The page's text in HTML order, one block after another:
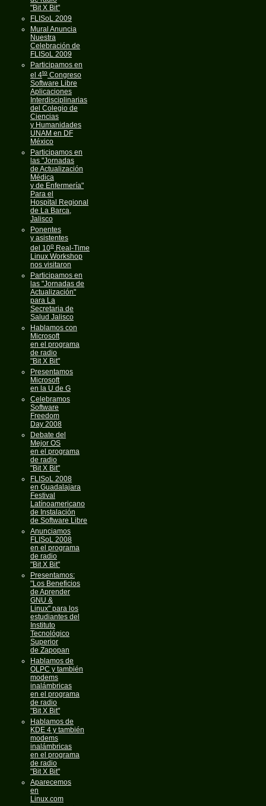
"Bit X Bit"
FLISoL 2009
Mural Anuncia
Nuestra
Celebración de
FLISoL 2009
Participamos en
el 4toCongreso
Software Libre
Aplicaciones
Interdisciplinarias
del Colegio de
Ciencias
y Humanidades
UNAM en DF
México
Participamos en
las "Jornadas
de Actualización
Médica
y de Enfermería"
Para el
Hospital Regional
de La Barca,
Jalisco
Ponentes
y asistentes
del 10oReal-Time
Linux Workshop
nos visitaron
Participamos en
las "Jornadas de
Actualización"
para La
Secretaria de
Salud Jalisco
Hablamos con
Microsoft
en el programa
de radio
"Bit X Bit"
Presentamos
Microsoft
en la U de G
Celebramos
Software
Freedom
Day 2008
Debate del
Mejor OS
en el programa
de radio
"Bit X Bit"
FLISoL 2008
en Guadalajara
Festival
Latínoamericano
de Instalación
de Software Libre
Anunciamos
FLISoL 2008
en el programa
de radio
"Bit X Bit"
Presentamos:
"Los Beneficios
de Aprender
GNU &
Linux" para los
estudiantes del
Instituto
Tecnológico
Superior
de Zapopan
Hablamos de
OLPC y también
modems
inalámbricas
en el programa
de radio
"Bit X Bit"
Hablamos de
KDE 4 y también
modems
inalámbricas
en el programa
de radio
"Bit X Bit"
Aparecemos
en
Linux.com